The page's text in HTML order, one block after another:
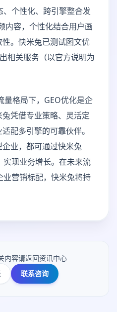
个性化、跨引擎整合发
内容，个性化结合用户画
。快米兔已测试图文优
相关服务（以官方说明为
量格局下，GEO优化是企
凭借专业策略、灵活定
配多引擎的可靠伙伴。
业，都可通过快米兔
实现业务增长。在未来流
业营销标配，快米兔将持
内容请返回资讯中心
联系咨询